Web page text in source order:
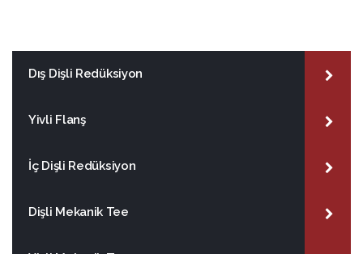
Dış Dişli Redüksiyon
Yivli Flanş
İç Dişli Redüksiyon
Dişli Mekanik Tee